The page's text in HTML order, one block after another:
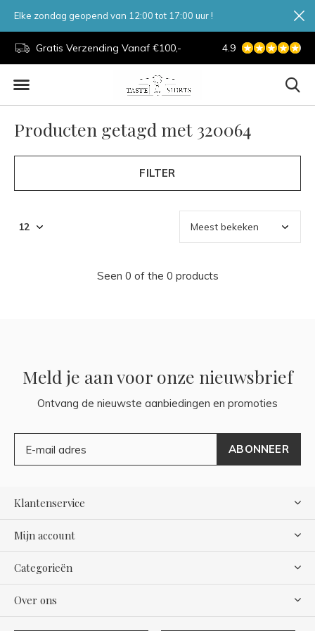
Gratis Verzending Vanaf €100,- 7 Dagen Per
4.9
Elke zondag geopend van 12:00 tot 17:00 uur !
Producten getagd met 320064
FILTER
Seen 0 of the 0 products
Meld je aan voor onze nieuwsbrief
Ontvang de nieuwste aanbiedingen en promoties
ABONNEER
Klantenservice
Mijn account
Categorieën
Over ons